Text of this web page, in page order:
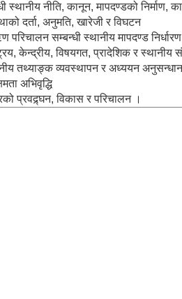
स्थानीय नीति, कानून, मापदण्डको निर्माण,
दर्ता, अनुमति, खारेजी र विघटन
सम्बन्धी स्थानीय मापदण्ड
केन्द्रीय, विषयगत, प्रादेशिक र
तथ्याङ्क व्यवस्थापन र अध्ययन अनुसन्धान
अभिवृद्धि
प्रवद्र्घन, विकास र परिचालन ।